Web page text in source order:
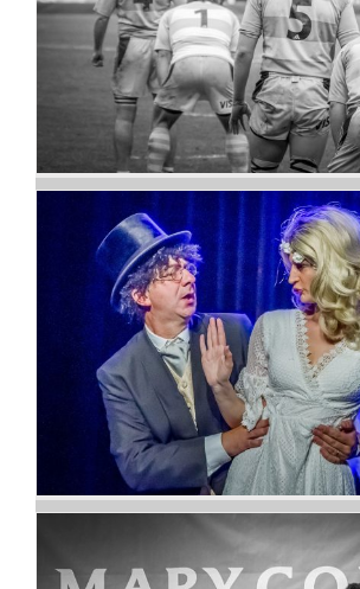
Instantanés
Funérailles d’hiver
Bêtes de